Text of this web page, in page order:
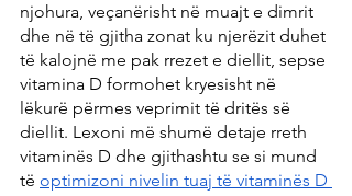
njohura, veçanërisht në muajt e dimrit
dhe në të gjitha zonat ku njerëzit duhet
të kalojnë me pak rrezet e diellit, sepse
vitamina D formohet kryesisht në
lëkurë përmes veprimit të dritës së
diellit. Lexoni më shumë detaje rreth
vitaminës D dhe gjithashtu se si mund
të optimizoni nivelin tuaj të vitaminës D